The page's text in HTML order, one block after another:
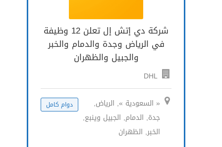
شركة دي إتش إل تعلن 12 وظيفة
في الرياض وجدة والدمام والخبر
والجبيل والظهران
DHL
« السعودية », الرياض,
جدة, الدمام, الجبيل وينبع,
الخبر, الظهران
دوام كامل